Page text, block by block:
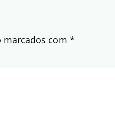
marcados com *